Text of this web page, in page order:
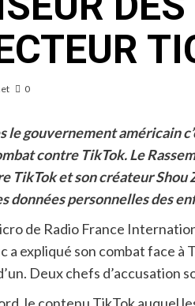
0
le gouvernement américain
contre TikTok. Le
TikTok et son créateur Shou
données personnelles des
de Radio France
a expliqué son combat face à
Deux chefs d’accusation